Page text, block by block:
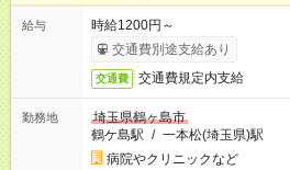
給与
時給1200円～
交通費別途支給あり
交通費 交通費規定内支給
勤務地
埼玉県鶴ヶ島市
鶴ケ島駅 / 一本松(埼玉県)駅
病院やクリニックなど